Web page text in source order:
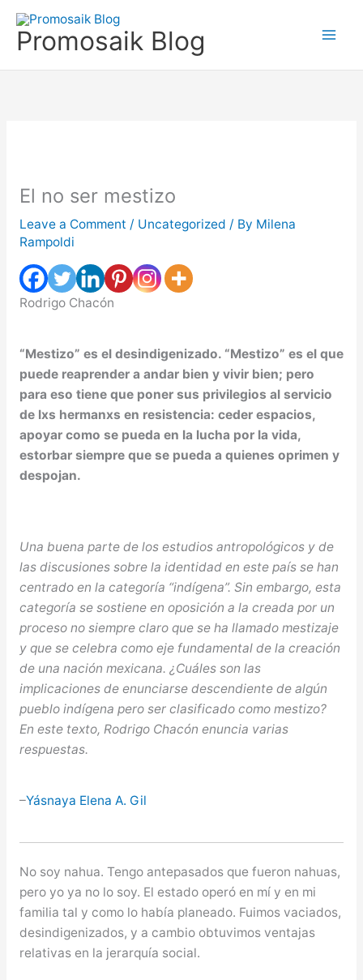
Skip
content
Promosaik Blog
El no ser mestizo
Leave a Comment / Uncategorized / By Milena
Rampoldi
Rodrigo Chacón
“Mestizo” es el desindigenizado. “Mestizo” es el que
puede reaprender a andar bien y vivir bien; pero
para eso tiene que poner sus privilegios al servicio
de lxs hermanxs en resistencia: ceder espacios,
apoyar como se pueda en la lucha por la vida,
estorbar siempre que se pueda a quienes oprimen y
despojan.
Una buena parte de los estudios antropológicos y de
las discusiones sobre la identidad en este país se han
centrado en la categoría “indígena”. Sin embargo, esta
categoría se sostiene en oposición a la creada por un
proceso no siempre claro que se ha llamado mestizaje
y que se celebra como eje fundamental de la creación
de una nación mexicana. ¿Cuáles son las
implicaciones de enunciarse descendiente de algún
pueblo indígena pero ser clasificado como mestizo?
En este texto, Rodrigo Chacón enuncia varias
respuestas.
–Yásnaya Elena A. Gil
No soy nahua. Tengo antepasados que fueron nahuas,
pero yo ya no lo soy. El estado operó en mí y en mi
familia tal y como lo había planeado. Fuimos vaciados,
desindigenizados, y a cambio obtuvimos ventajas
relativas en la jerarquía social.